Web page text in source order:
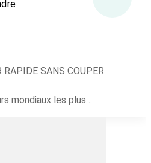
SANS COUPER
mondiaux les plus